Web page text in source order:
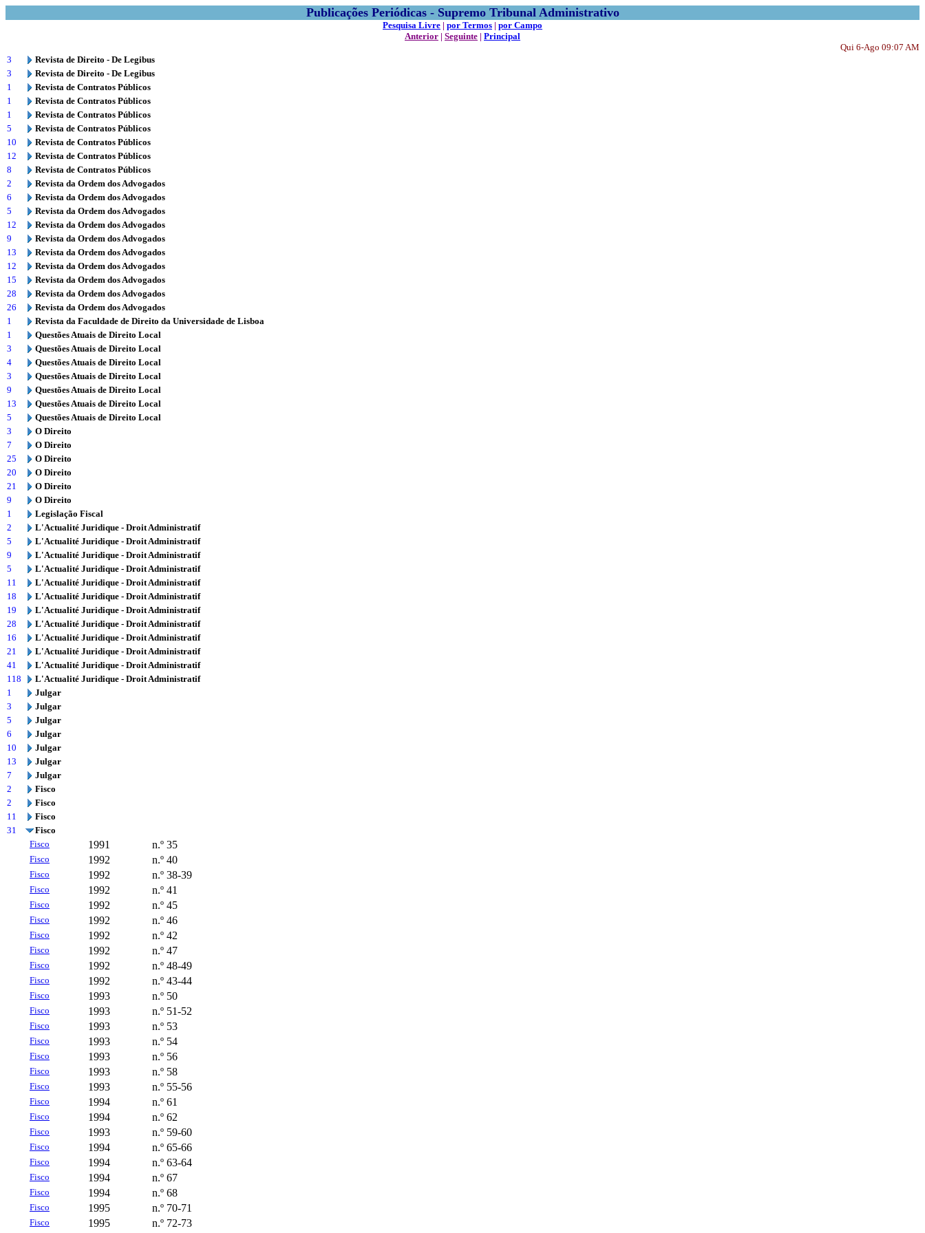
Publicações Periódicas - Supremo Tribunal Administrativo
Pesquisa Livre | por Termos | por Campo
Anterior | Seguinte | Principal
Qui 6-Ago 09:07 AM
3
Revista de Direito - De Legibus
3
Revista de Direito - De Legibus
1
Revista de Contratos Públicos
1
Revista de Contratos Públicos
1
Revista de Contratos Públicos
5
Revista de Contratos Públicos
10
Revista de Contratos Públicos
12
Revista de Contratos Públicos
8
Revista de Contratos Públicos
2
Revista da Ordem dos Advogados
6
Revista da Ordem dos Advogados
5
Revista da Ordem dos Advogados
12
Revista da Ordem dos Advogados
9
Revista da Ordem dos Advogados
13
Revista da Ordem dos Advogados
12
Revista da Ordem dos Advogados
15
Revista da Ordem dos Advogados
28
Revista da Ordem dos Advogados
26
Revista da Ordem dos Advogados
1
Revista da Faculdade de Direito da Universidade de Lisboa
1
Questões Atuais de Direito Local
3
Questões Atuais de Direito Local
4
Questões Atuais de Direito Local
3
Questões Atuais de Direito Local
9
Questões Atuais de Direito Local
13
Questões Atuais de Direito Local
5
Questões Atuais de Direito Local
3
O Direito
7
O Direito
25
O Direito
20
O Direito
21
O Direito
9
O Direito
1
Legislação Fiscal
2
L'Actualité Juridique - Droit Administratif
5
L'Actualité Juridique - Droit Administratif
9
L'Actualité Juridique - Droit Administratif
5
L'Actualité Juridique - Droit Administratif
11
L'Actualité Juridique - Droit Administratif
18
L'Actualité Juridique - Droit Administratif
19
L'Actualité Juridique - Droit Administratif
28
L'Actualité Juridique - Droit Administratif
16
L'Actualité Juridique - Droit Administratif
21
L'Actualité Juridique - Droit Administratif
41
L'Actualité Juridique - Droit Administratif
118
L'Actualité Juridique - Droit Administratif
1
Julgar
3
Julgar
5
Julgar
6
Julgar
10
Julgar
13
Julgar
7
Julgar
2
Fisco
2
Fisco
11
Fisco
31
Fisco
Fisco
1991 n.º 35
Fisco 1992 n.º 40
Fisco 1992 n.º 38-39
Fisco 1992 n.º 41
Fisco 1992 n.º 45
Fisco 1992 n.º 46
Fisco 1992 n.º 42
Fisco 1992 n.º 47
Fisco 1992 n.º 48-49
Fisco 1992 n.º 43-44
Fisco 1993 n.º 50
Fisco 1993 n.º 51-52
Fisco 1993 n.º 53
Fisco 1993 n.º 54
Fisco 1993 n.º 56
Fisco 1993 n.º 58
Fisco 1993 n.º 55-56
Fisco 1994 n.º 61
Fisco 1994 n.º 62
Fisco 1993 n.º 59-60
Fisco 1994 n.º 65-66
Fisco 1994 n.º 63-64
Fisco 1994 n.º 67
Fisco 1994 n.º 68
Fisco 1995 n.º 70-71
Fisco 1995 n.º 72-73